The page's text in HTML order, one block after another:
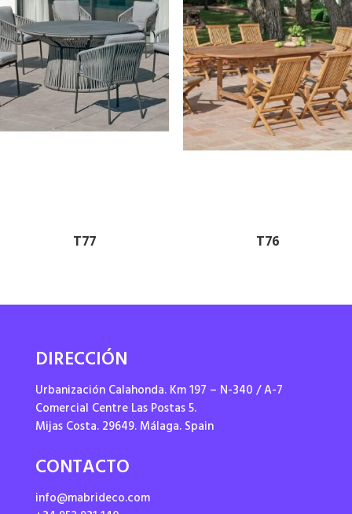
T77 T76
DIRECCIÓN
Urbanización Calahonda. Km 197 – N-340 / A-7
Comercial Centre Las Postas 5.
Mijas Costa. 29649. Málaga. Spain
CONTACTO
info@mabrideco.com